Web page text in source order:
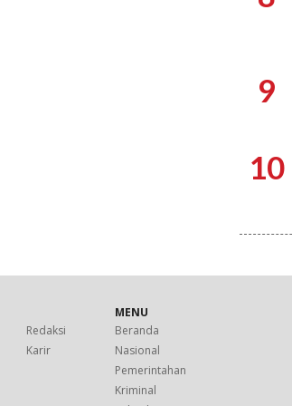
9
10
Redaksi
Karir
MENU
Beranda
Nasional
Pemerintahan
Kriminal